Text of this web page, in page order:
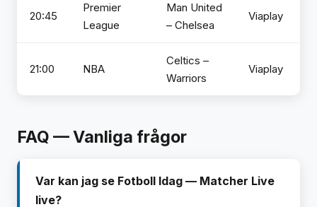
20:45
Premier
League
Man United
– Chelsea
Viaplay
21:00 NBA
Celtics –
Warriors
Viaplay
FAQ — Vanliga frågor
Var kan jag se Fotboll Idag — Matcher Live
live?